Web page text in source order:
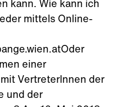
kann. Wie kann ich
mittels Online-
einer
VertreterInnen der
und der